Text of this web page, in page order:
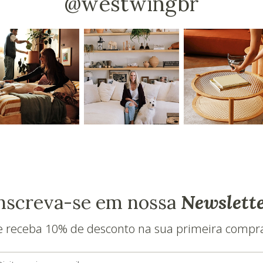
se em nossa
receba 10% de desconto na sua primeira